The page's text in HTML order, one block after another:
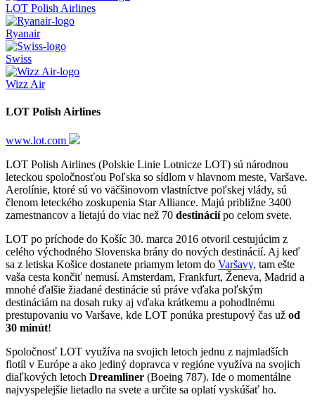
LOT Polish Airlines
Ryanair
Swiss
Wizz Air
LOT Polish Airlines
www.lot.com
LOT Polish Airlines (Polskie Linie Lotnicze LOT) sú národnou
leteckou spoločnosťou Poľska so sídlom v hlavnom meste, Varšave.
Aerolínie, ktoré sú vo väčšinovom vlastníctve poľskej vlády, sú
členom leteckého zoskupenia Star Alliance. Majú približne 3400
zamestnancov a lietajú do viac než 70 destináciípo celom svete.
LOT po príchode do Košíc 30. marca 2016 otvoril cestujúcim z
celého východného Slovenska brány do nových destinácií. Aj keď
sa z letiska Košice dostanete priamym letom do Varšavy, tam ešte
vaša cesta končiť nemusí. Amsterdam, Frankfurt, Ženeva, Madrid a
mnohé ďalšie žiadané destinácie sú práve vďaka poľským
destináciám na dosah ruky aj vďaka krátkemu a pohodlnému
prestupovaniu vo Varšave, kde LOT ponúka prestupový čas už od
30 minút!
Spoločnosť LOT využíva na svojich letoch jednu z najmladších
flotíl v Európe a ako jediný dopravca v regióne využíva na svojich
diaľkových letoch Dreamliner (Boeing 787). Ide o momentálne
najvyspelejšie lietadlo na svete a určite sa oplatí vyskúšať ho.